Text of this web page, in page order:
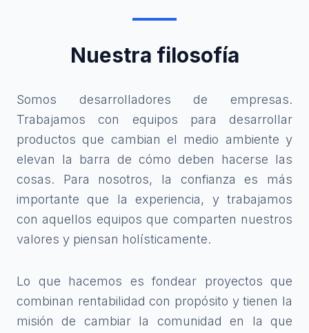
Nuestra filosofía
Somos desarrolladores de empresas.
Trabajamos con equipos para desarrollar
productos que cambian el medio ambiente y
elevan la barra de cómo deben hacerse las
cosas. Para nosotros, la confianza es más
importante que la experiencia, y trabajamos
con aquellos equipos que comparten nuestros
valores y piensan holísticamente.
Lo que hacemos es fondear proyectos que
combinan rentabilidad con propósito y tienen la
misión de cambiar la comunidad en la que